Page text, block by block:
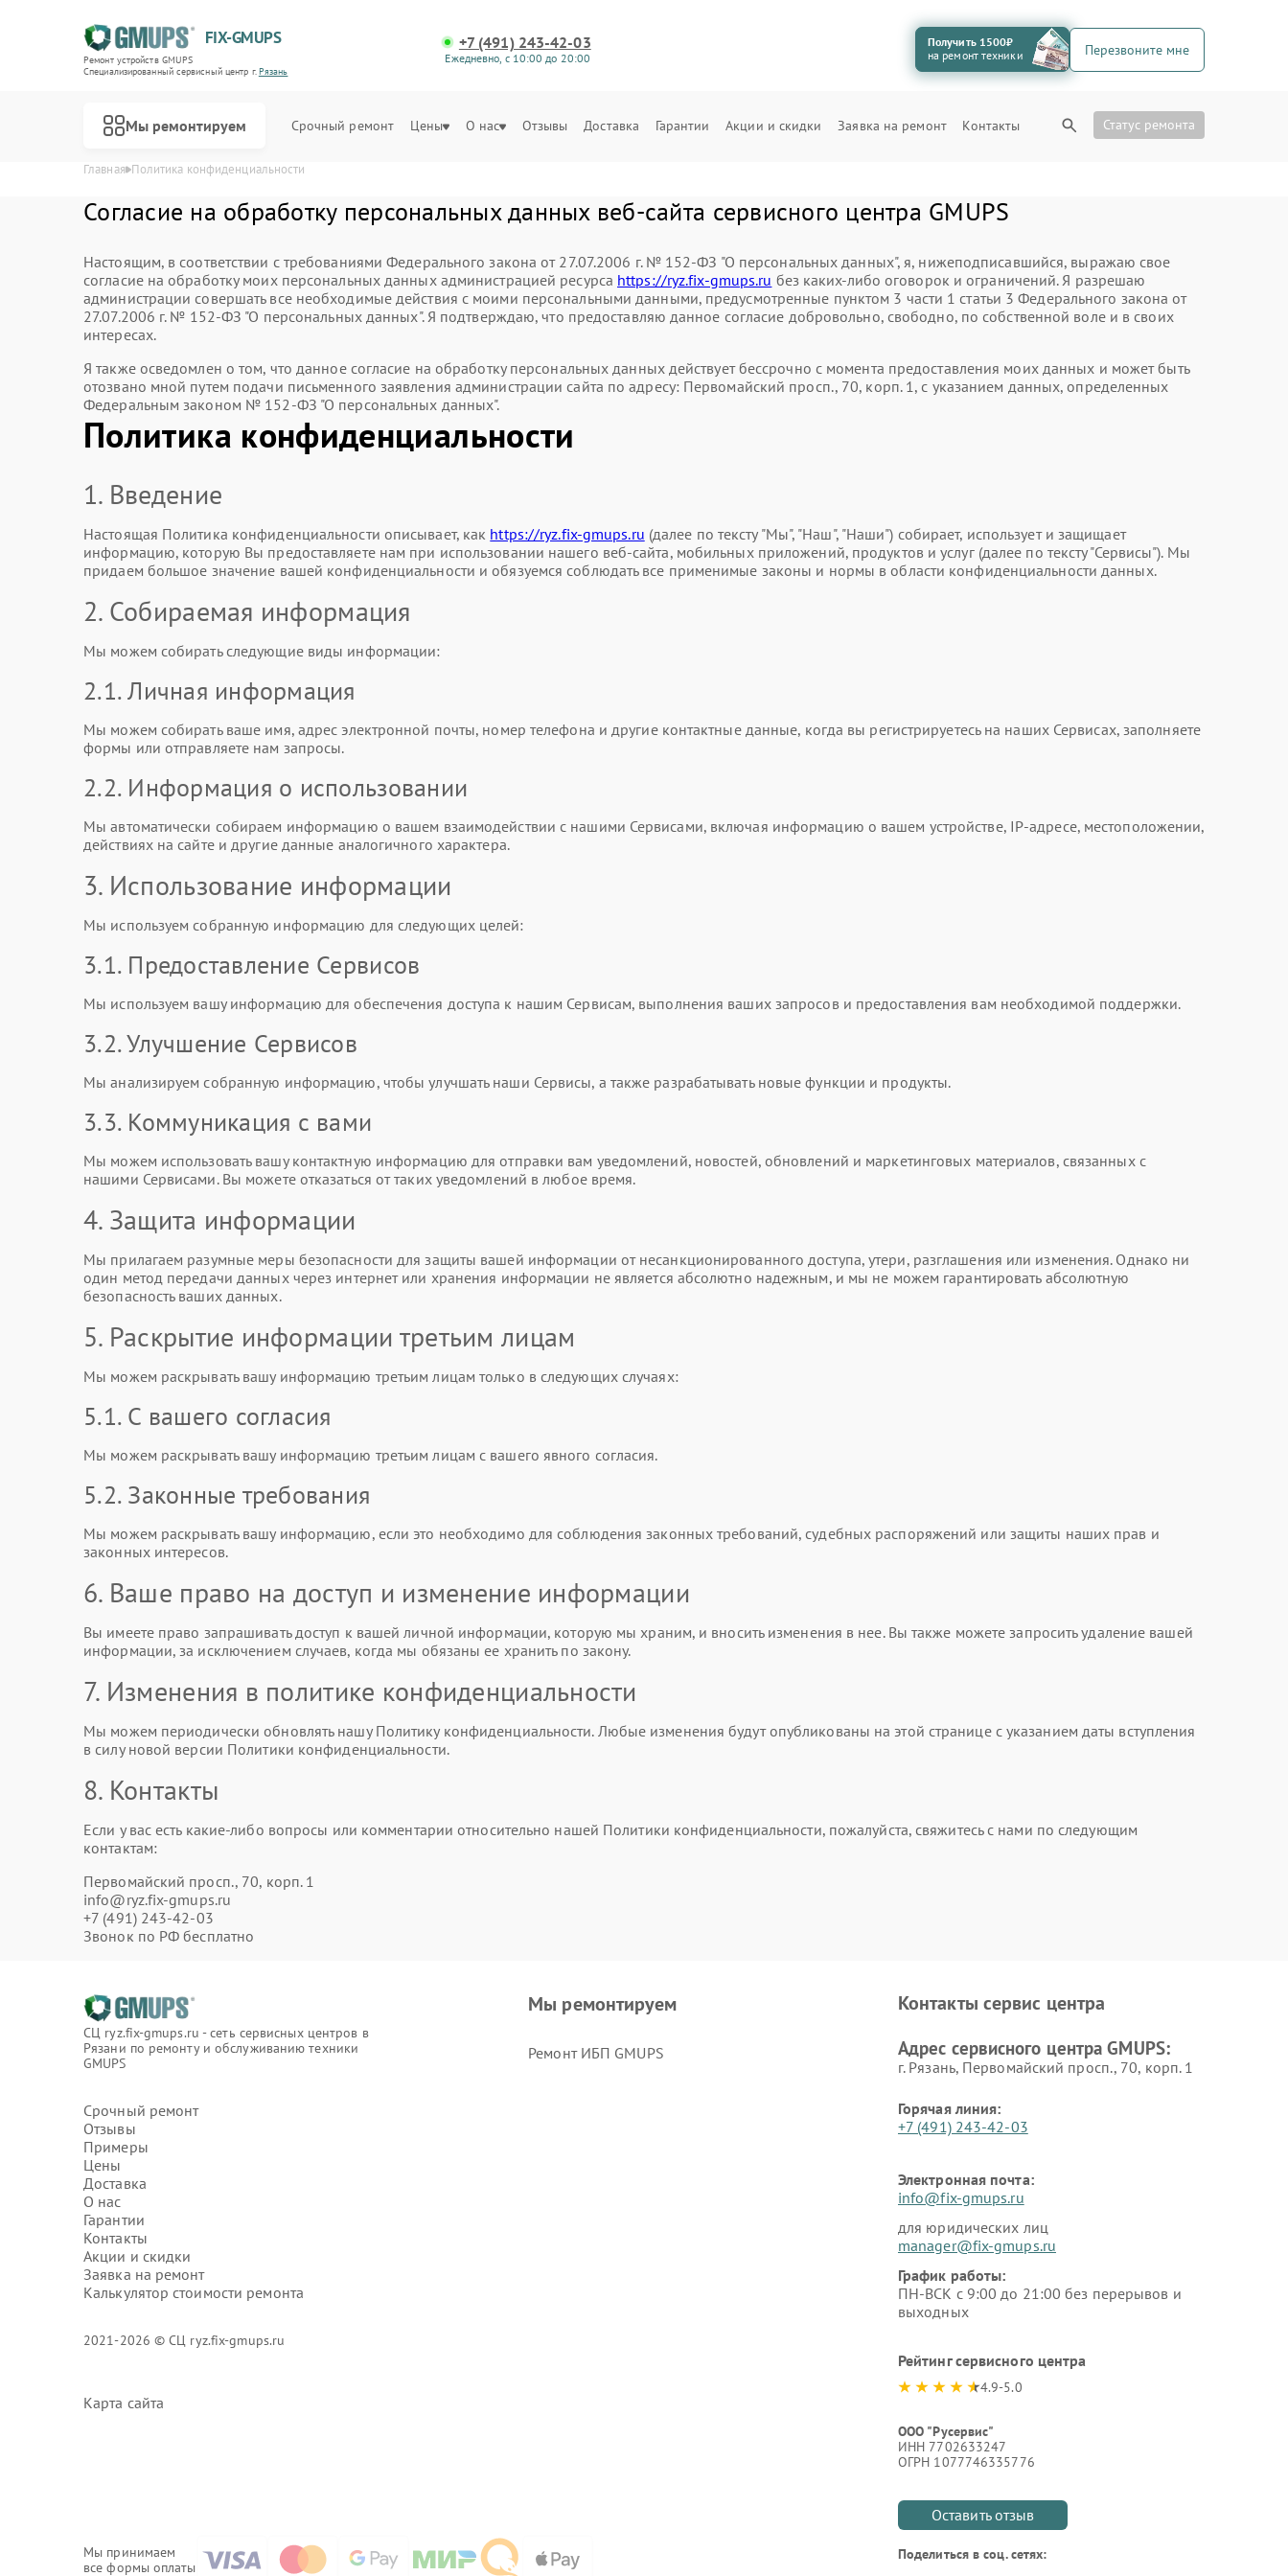
FIX-GMUPS
Ремонт устройств GMUPS
Специализированный cервисный центр г.Рязань
+7 (491) 243-42-03
Ежедневно, с 10:00 до 20:00
Получить 1500₽
на ремонт техники
Перезвоните мне
Мы ремонтируем Срочный ремонт Цены О нас Отзывы Доставка Гарантии Акции и скидки Заявка на ремонт Контакты Статус ремонта
Главная Политика конфиденциальности
Согласие на обработку персональных данных веб-сайта сервисного центра GMUPS
Настоящим, в соответствии с требованиями Федерального закона от 27.07.2006 г. № 152-ФЗ "О персональных данных", я, нижеподписавшийся, выражаю свое
согласие на обработку моих персональных данных администрацией ресурса https://ryz.fix-gmups.ru без каких-либо оговорок и ограничений. Я разрешаю
администрации совершать все необходимые действия с моими персональными данными, предусмотренные пунктом 3 части 1 статьи 3 Федерального закона от
27.07.2006 г. № 152-ФЗ "О персональных данных". Я подтверждаю, что предоставляю данное согласие добровольно, свободно, по собственной воле и в своих
интересах.
Я также осведомлен о том, что данное согласие на обработку персональных данных действует бессрочно с момента предоставления моих данных и может быть
отозвано мной путем подачи письменного заявления администрации сайта по адресу: Первомайский просп., 70, корп. 1, с указанием данных, определенных
Федеральным законом № 152-ФЗ "О персональных данных".
Политика конфиденциальности
1. Введение
Настоящая Политика конфиденциальности описывает, как https://ryz.fix-gmups.ru (далее по тексту "Мы", "Наш", "Наши") собирает, использует и защищает
информацию, которую Вы предоставляете нам при использовании нашего веб-сайта, мобильных приложений, продуктов и услуг (далее по тексту "Сервисы"). Мы
придаем большое значение вашей конфиденциальности и обязуемся соблюдать все применимые законы и нормы в области конфиденциальности данных.
2. Собираемая информация
Мы можем собирать следующие виды информации:
2.1. Личная информация
Мы можем собирать ваше имя, адрес электронной почты, номер телефона и другие контактные данные, когда вы регистрируетесь на наших Сервисах, заполняете
формы или отправляете нам запросы.
2.2. Информация о использовании
Мы автоматически собираем информацию о вашем взаимодействии с нашими Сервисами, включая информацию о вашем устройстве, IP-адресе, местоположении,
действиях на сайте и другие данные аналогичного характера.
3. Использование информации
Мы используем собранную информацию для следующих целей:
3.1. Предоставление Сервисов
Мы используем вашу информацию для обеспечения доступа к нашим Сервисам, выполнения ваших запросов и предоставления вам необходимой поддержки.
3.2. Улучшение Сервисов
Мы анализируем собранную информацию, чтобы улучшать наши Сервисы, а также разрабатывать новые функции и продукты.
3.3. Коммуникация с вами
Мы можем использовать вашу контактную информацию для отправки вам уведомлений, новостей, обновлений и маркетинговых материалов, связанных с
нашими Сервисами. Вы можете отказаться от таких уведомлений в любое время.
4. Защита информации
Мы прилагаем разумные меры безопасности для защиты вашей информации от несанкционированного доступа, утери, разглашения или изменения. Однако ни
один метод передачи данных через интернет или хранения информации не является абсолютно надежным, и мы не можем гарантировать абсолютную
безопасность ваших данных.
5. Раскрытие информации третьим лицам
Мы можем раскрывать вашу информацию третьим лицам только в следующих случаях:
5.1. С вашего согласия
Мы можем раскрывать вашу информацию третьим лицам с вашего явного согласия.
5.2. Законные требования
Мы можем раскрывать вашу информацию, если это необходимо для соблюдения законных требований, судебных распоряжений или защиты наших прав и
законных интересов.
6. Ваше право на доступ и изменение информации
Вы имеете право запрашивать доступ к вашей личной информации, которую мы храним, и вносить изменения в нее. Вы также можете запросить удаление вашей
информации, за исключением случаев, когда мы обязаны ее хранить по закону.
7. Изменения в политике конфиденциальности
Мы можем периодически обновлять нашу Политику конфиденциальности. Любые изменения будут опубликованы на этой странице с указанием даты вступления
в силу новой версии Политики конфиденциальности.
8. Контакты
Если у вас есть какие-либо вопросы или комментарии относительно нашей Политики конфиденциальности, пожалуйста, свяжитесь с нами по следующим
контактам:
Первомайский просп., 70, корп. 1
info@ryz.fix-gmups.ru
+7 (491) 243-42-03
Звонок по РФ бесплатно
СЦ ryz.fix-gmups.ru - сеть сервисных центров в
Рязани по ремонту и обслуживанию техники
GMUPS
Срочный ремонт
Отзывы
Примеры
Цены
Доставка
О нас
Гарантии
Контакты
Акции и скидки
Заявка на ремонт
Калькулятор стоимости ремонта
2021-2026 © СЦ ryz.fix-gmups.ru
Карта сайта
Мы принимаем
все формы оплаты
Мы ремонтируем
Ремонт ИБП GMUPS
Контакты сервис центра
Адрес сервисного центра GMUPS:
г. Рязань, Первомайский просп., 70, корп. 1
Горячая линия:
+7 (491) 243-42-03
Электронная почта:
info@fix-gmups.ru
для юридических лиц
manager@fix-gmups.ru
График работы:
ПН-ВСК с 9:00 до 21:00 без перерывов и
выходных
Рейтинг сервисного центра
4.9-5.0
ООО "Русервис"
ИНН 7702633247
ОГРН 1077746335776
Оставить отзыв
Поделиться в соц. сетях: